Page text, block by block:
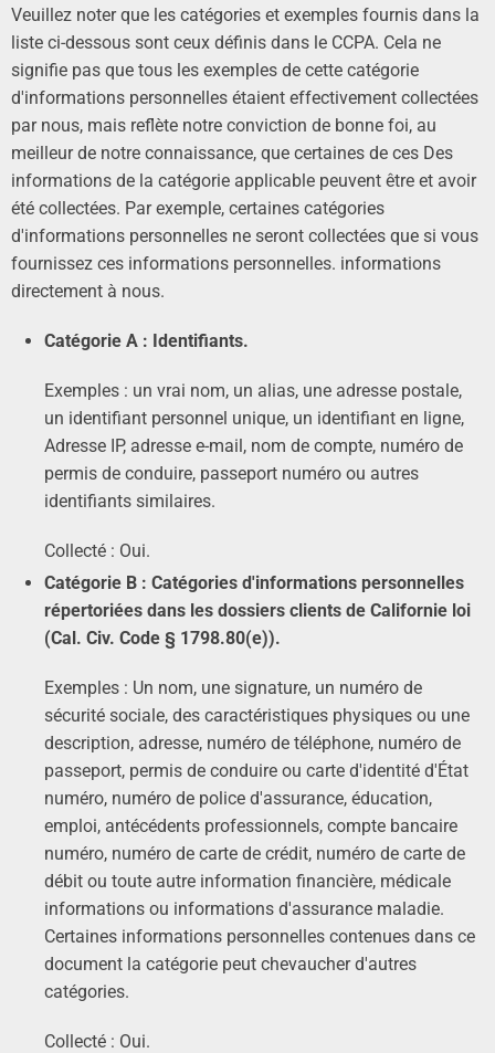
Veuillez noter que les catégories et exemples fournis dans la
liste ci-dessous sont ceux définis dans le CCPA. Cela ne
signifie pas que tous les exemples de cette catégorie
d'informations personnelles étaient effectivement collectées
par nous, mais reflète notre conviction de bonne foi, au
meilleur de notre connaissance, que certaines de ces Des
informations de la catégorie applicable peuvent être et avoir
été collectées. Par exemple, certaines catégories
d'informations personnelles ne seront collectées que si vous
fournissez ces informations personnelles. informations
directement à nous.
Catégorie A : Identifiants.
Exemples : un vrai nom, un alias, une adresse postale,
un identifiant personnel unique, un identifiant en ligne,
Adresse IP, adresse e-mail, nom de compte, numéro de
permis de conduire, passeport numéro ou autres
identifiants similaires.
Collecté : Oui.
Catégorie B : Catégories d'informations personnelles
répertoriées dans les dossiers clients de Californie loi
(Cal. Civ. Code § 1798.80(e)).
Exemples : Un nom, une signature, un numéro de
sécurité sociale, des caractéristiques physiques ou une
description, adresse, numéro de téléphone, numéro de
passeport, permis de conduire ou carte d'identité d'État
numéro, numéro de police d'assurance, éducation,
emploi, antécédents professionnels, compte bancaire
numéro, numéro de carte de crédit, numéro de carte de
débit ou toute autre information financière, médicale
informations ou informations d'assurance maladie.
Certaines informations personnelles contenues dans ce
document la catégorie peut chevaucher d'autres
catégories.
Collecté : Oui.